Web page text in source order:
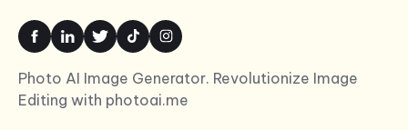
Photo AI Image Generator. Revolutionize Image
Editing with photoai.me